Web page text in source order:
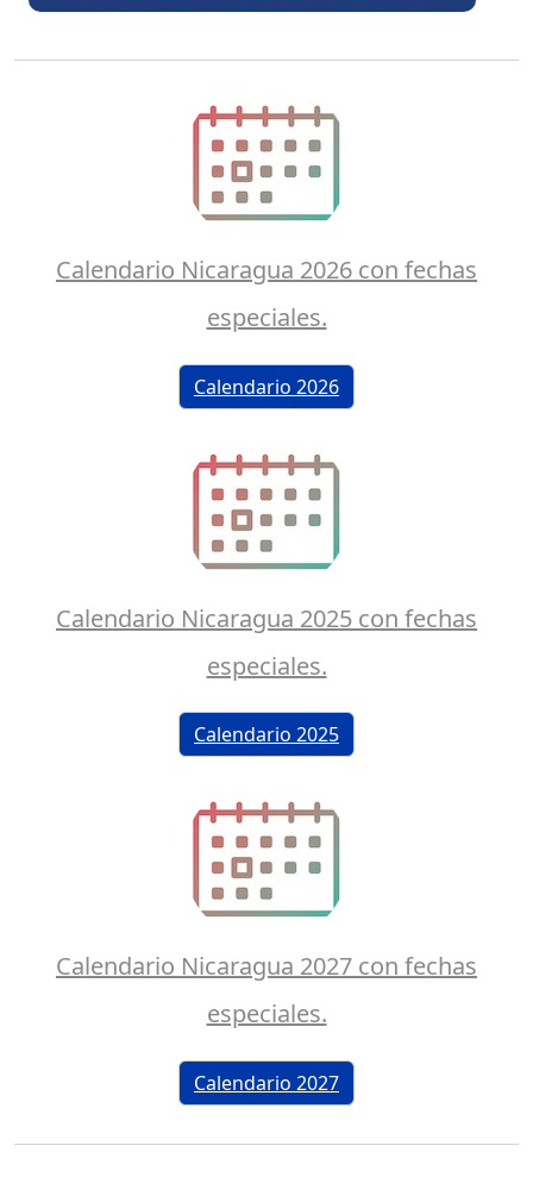
Calendario Nicaragua 2026 con fechas
especiales.
Calendario 2026
Calendario Nicaragua 2025 con fechas
especiales.
Calendario 2025
Calendario Nicaragua 2027 con fechas
especiales.
Calendario 2027